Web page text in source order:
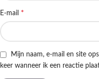
E-mail *
Mijn naam, e-mail en site
keer wanneer ik een reactie